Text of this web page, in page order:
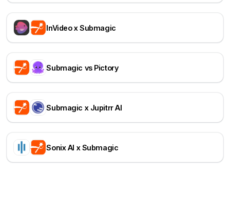
InVideo x Submagic
Submagic vs Pictory
Submagic x Jupitrr AI
Sonix AI x Submagic